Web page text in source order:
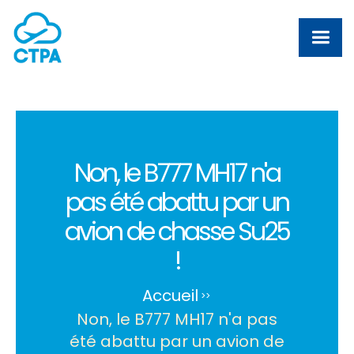
Non, le B777 MH17 n'a
pas été abattu par un
avion de chasse Su25
!
Accueil >>
Non, le B777 MH17 n'a pas
été abattu par un avion de